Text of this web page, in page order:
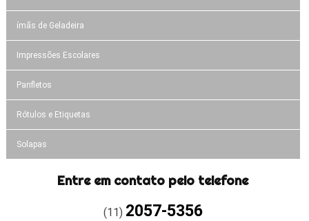
ímãs de Geladeira
Impressões Escolares
Panfletos
Rótulos e Etiquetas
Solapas
Entre em contato pelo telefone
(11) 2057-5356